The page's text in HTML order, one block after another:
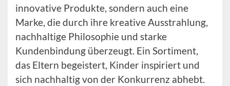
innovative Produkte, sondern auch eine
Marke, die durch ihre kreative Ausstrahlung,
nachhaltige Philosophie und starke
Kundenbindung überzeugt. Ein Sortiment,
das Eltern begeistert, Kinder inspiriert und
sich nachhaltig von der Konkurrenz abhebt.